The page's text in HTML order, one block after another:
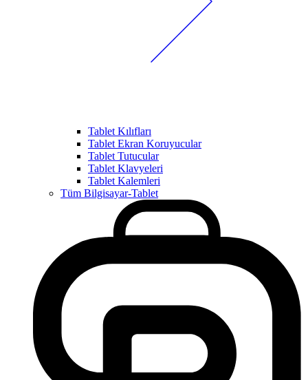
Tablet Kılıfları
Tablet Ekran Koruyucular
Tablet Tutucular
Tablet Klavyeleri
Tablet Kalemleri
Tüm Bilgisayar-Tablet